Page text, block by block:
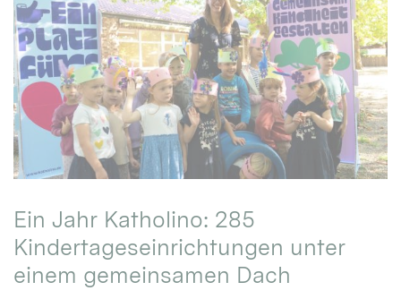
Ein Jahr Katholino: 285
Kindertageseinrichtungen unter
einem gemeinsamen Dach